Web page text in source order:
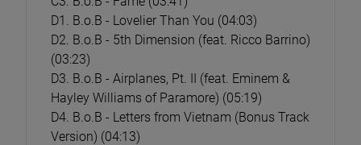
D1. B.o.B - Lovelier Than You (04:03)
D2. B.o.B - 5th Dimension (feat. Ricco Barrino)
(03:23)
D3. B.o.B - Airplanes, Pt. II (feat. Eminem &
Hayley Williams of Paramore) (05:19)
D4. B.o.B - Letters from Vietnam (Bonus Track
Version) (04:13)